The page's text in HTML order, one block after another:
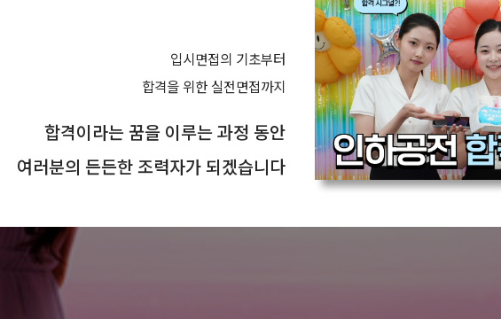
입시면접의 기초부터
합격을 위한 실전면접까지
합격이라는 꿈을 이루는 과정 동안
여러분의 든든한 조력자가 되겠습니다